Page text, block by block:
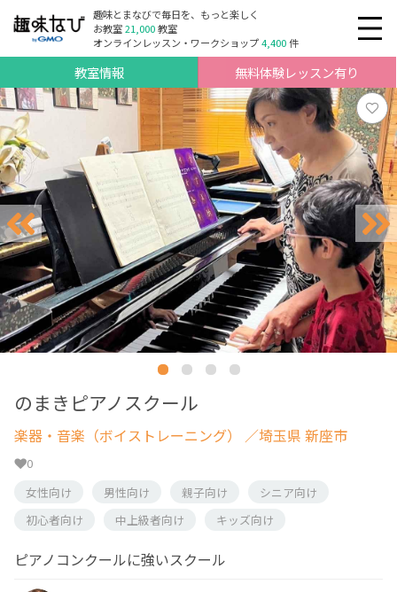
趣味とまなびで毎日を、もっと楽しく
お教室21,000教室
オンラインレッスン・ワークショップ4,400件
教室情報 無料体験レッスン有り
のまきピアノスクール
楽器・音楽（ボイストレーニング） ／埼玉県 新座市
0
女性向け
男性向け 親子向け
シニア向け
初心者向け
中上級者向け キッズ向け
ピアノコンクールに強いスクール